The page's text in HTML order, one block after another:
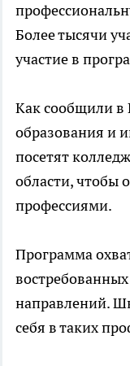
Более тысячи
участие в
Как сообщили в
образования и
посетят
области, чтобы
профессиями.
Программа
направлений.
себя в таких